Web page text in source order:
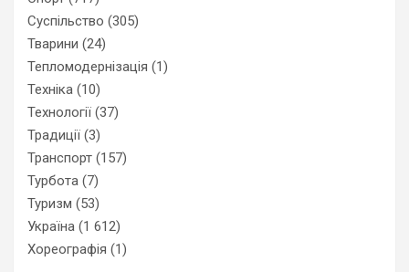
Суспільство (305)
Тварини (24)
Тепломодернізація (1)
Техніка (10)
Технології (37)
Традиції (3)
Транспорт (157)
Турбота (7)
Туризм (53)
Україна (1 612)
Хореографія (1)